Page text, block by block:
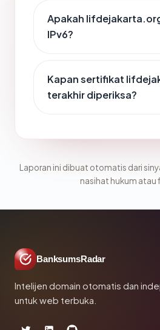
Apakah
IPv6?
Kapan sertifikat
terakhir diperiksa?
Laporan ini dibuat otomatis dari
nasihat hukum atau
BanksumsRadar
Intelijen domain otomatis dan
untuk web terbuka.